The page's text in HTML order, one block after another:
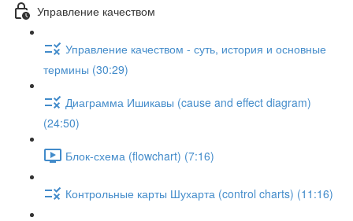
Управление качеством
Управление качеством - суть, история и основные
термины (30:29)
Диаграмма Ишикавы (cause and effect diagram)
(24:50)
Блок-схема (flowchart) (7:16)
Контрольные карты Шухарта (control charts) (11:16)